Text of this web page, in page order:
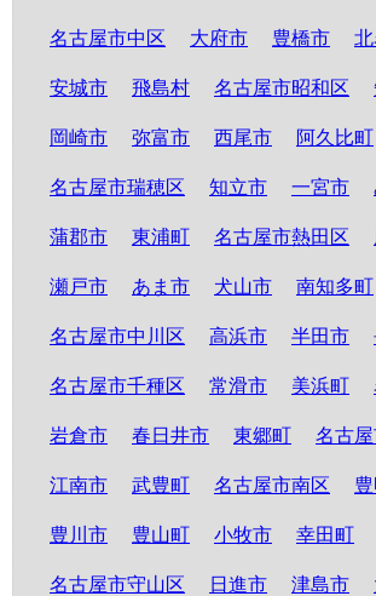
名古屋市中区 大府市 豊橋市
安城市 飛島村 名古屋市昭和区
岡崎市 弥富市 西尾市 阿久比町
名古屋市瑞穂区 知立市 一宮市
蒲郡市 東浦町 名古屋市熱田区
瀬戸市 あま市 犬山市 南知多町
名古屋市中川区 高浜市 半田市
名古屋市千種区 常滑市 美浜町
岩倉市 春日井市 東郷町 名古
江南市 武豊町 名古屋市南区
豊川市 豊山町 小牧市 幸田町
名古屋市守山区 日進市 津島市